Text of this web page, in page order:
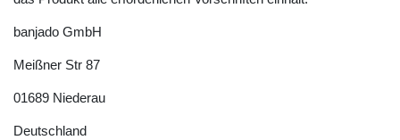
banjado GmbH
Meißner Str 87
01689 Niederau
Deutschland